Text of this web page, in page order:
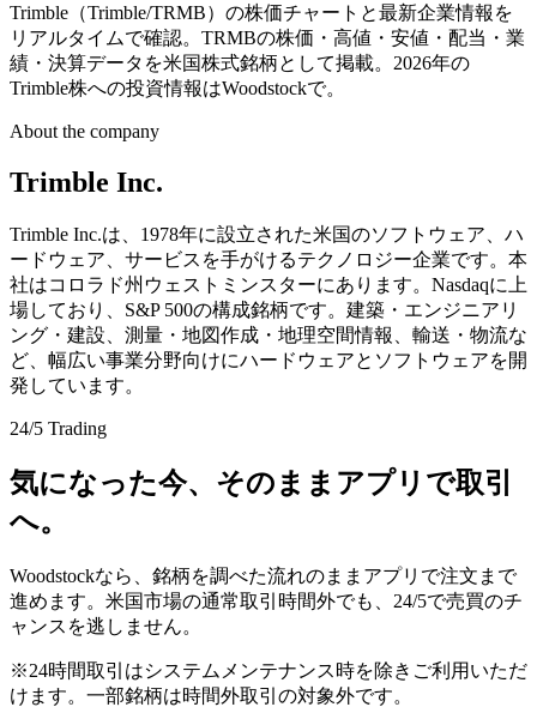
Trimble（Trimble/TRMB）の株価チャートと最新企業情報を
リアルタイムで確認。TRMBの株価・高値・安値・配当・業
績・決算データを米国株式銘柄として掲載。2026年の
Trimble株への投資情報はWoodstockで。
About the company
Trimble Inc.
Trimble Inc.は、1978年に設立された米国のソフトウェア、ハ
ードウェア、サービスを手がけるテクノロジー企業です。本
社はコロラド州ウェストミンスターにあります。Nasdaqに上
場しており、S&P 500の構成銘柄です。建築・エンジニアリ
ング・建設、測量・地図作成・地理空間情報、輸送・物流な
ど、幅広い事業分野向けにハードウェアとソフトウェアを開
発しています。
24/5 Trading
気になった今、そのままアプリで取引
へ。
Woodstockなら、銘柄を調べた流れのままアプリで注文まで
進めます。米国市場の通常取引時間外でも、24/5で売買のチ
ャンスを逃しません。
※24時間取引はシステムメンテナンス時を除きご利用いただ
けます。一部銘柄は時間外取引の対象外です。